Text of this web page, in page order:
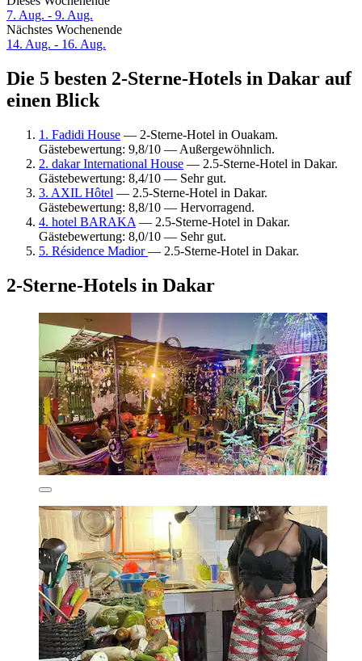
7. Aug. - 9. Aug.
Nächstes Wochenende
14. Aug. - 16. Aug.
Die 5 besten 2-Sterne-Hotels in Dakar auf
einen Blick
1. Fadidi House — 2-Sterne-Hotel in Ouakam.
Gästebewertung: 9,8/10 — Außergewöhnlich.
2. dakar International House — 2.5-Sterne-Hotel in Dakar.
Gästebewertung: 8,4/10 — Sehr gut.
3. AXIL Hôtel — 2.5-Sterne-Hotel in Dakar.
Gästebewertung: 8,8/10 — Hervorragend.
4. hotel BARAKA — 2.5-Sterne-Hotel in Dakar.
Gästebewertung: 8,0/10 — Sehr gut.
5. Résidence Madior— 2.5-Sterne-Hotel in Dakar.
2-Sterne-Hotels in Dakar